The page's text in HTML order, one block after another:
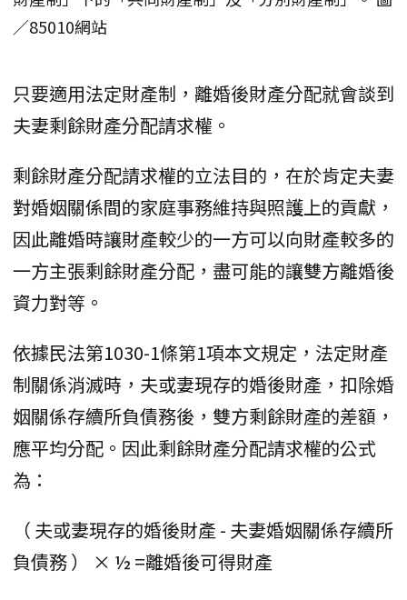
／85010網站
只要適用法定財產制，離婚後財產分配就會談到
夫妻剩餘財產分配請求權。
剩餘財產分配請求權的立法目的，在於肯定夫妻
對婚姻關係間的家庭事務維持與照護上的貢獻，
因此離婚時讓財產較少的一方可以向財產較多的
一方主張剩餘財產分配，盡可能的讓雙方離婚後
資力對等。
依據民法第1030-1條第1項本文規定，法定財產
制關係消滅時，夫或妻現存的婚後財產，扣除婚
姻關係存續所負債務後，雙方剩餘財產的差額，
應平均分配。因此剩餘財產分配請求權的公式
為：
（ 夫或妻現存的婚後財產 - 夫妻婚姻關係存續所
負債務 ） × ½ =離婚後可得財產